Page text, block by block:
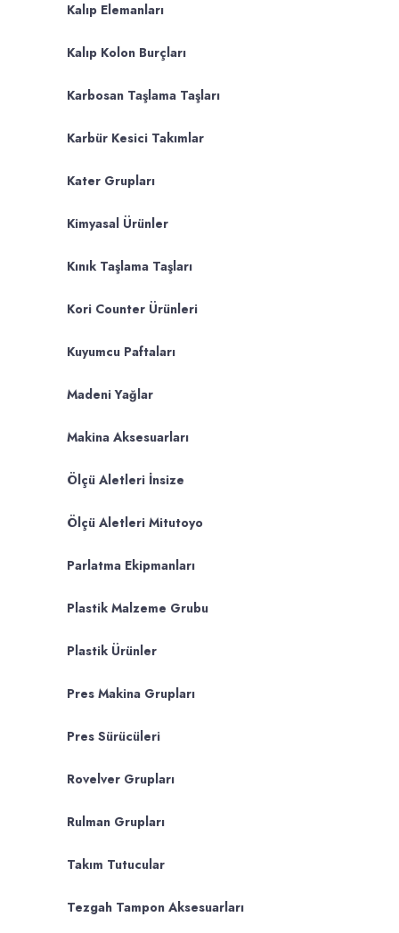
Kalıp Elemanları
Kalıp Kolon Burçları
Karbosan Taşlama Taşları
Karbür Kesici Takımlar
Kater Grupları
Kimyasal Ürünler
Kınık Taşlama Taşları
Kori Counter Ürünleri
Kuyumcu Paftaları
Madeni Yağlar
Makina Aksesuarları
Ölçü Aletleri İnsize
Ölçü Aletleri Mitutoyo
Parlatma Ekipmanları
Plastik Malzeme Grubu
Plastik Ürünler
Pres Makina Grupları
Pres Sürücüleri
Rovelver Grupları
Rulman Grupları
Takım Tutucular
Tezgah Tampon Aksesuarları